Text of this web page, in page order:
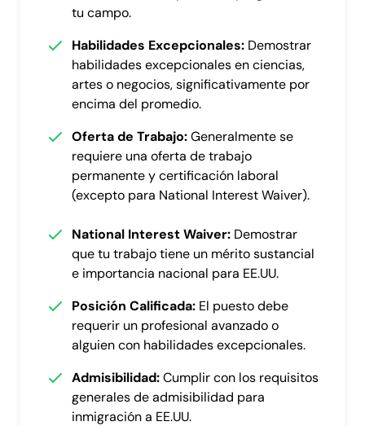
tu campo.
Habilidades Excepcionales: Demostrar
habilidades excepcionales en ciencias,
artes o negocios, significativamente por
encima del promedio.
Oferta de Trabajo:Generalmente se
requiere una oferta de trabajo
permanente y certificación laboral
(excepto para National Interest Waiver).
National Interest Waiver: Demostrar
que tu trabajo tiene un mérito sustancial
e importancia nacional para EE.UU.
Posición Calificada: El puesto debe
requerir un profesional avanzado o
alguien con habilidades excepcionales.
Admisibilidad:Cumplir con los requisitos
generales de admisibilidad para
inmigración a EE.UU.